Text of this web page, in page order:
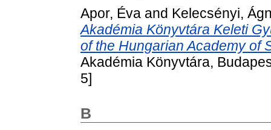
Apor, Éva and Kelecsényi,
Akadémia Könyvtára Keleti
of the Hungarian Academy of
Akadémia Könyvtára,
5]
B